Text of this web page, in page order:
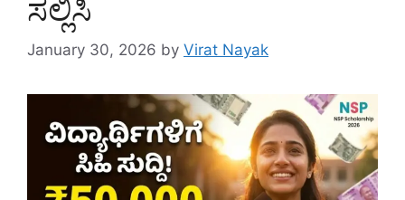
ಸಲ್ಲಿಸಿ
January 30, 2026 by Virat Nayak